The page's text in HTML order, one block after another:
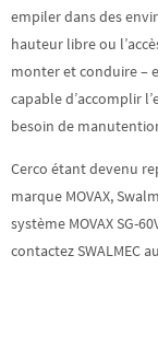
empiler dans des
hauteur libre ou
monter et conduire –
capable d’accomplir
besoin de
Cerco étant devenu
marque MOVAX,
système MOVAX SG-
contactez SWALMEC